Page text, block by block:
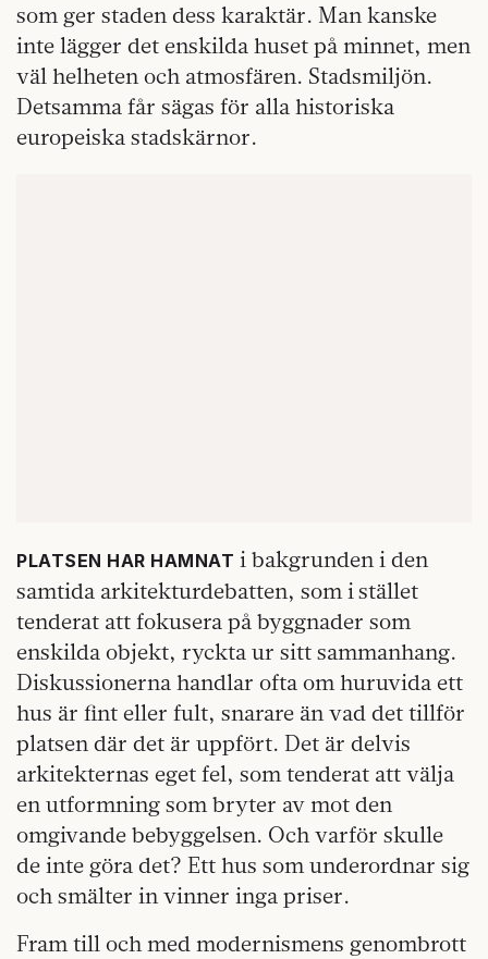
som ger staden dess karaktär. Man kanske
inte lägger det enskilda huset på minnet, men
väl helheten och atmosfären. Stadsmiljön.
Detsamma får sägas för alla historiska
europeiska stadskärnor.
PLATSEN HAR HAMNAT i bakgrunden i den
samtida arkitekturdebatten, som i stället
tenderat att fokusera på byggnader som
enskilda objekt, ryckta ur sitt sammanhang.
Diskussionerna handlar ofta om huruvida ett
hus är fint eller fult, snarare än vad det tillför
platsen där det är uppfört. Det är delvis
arkitekternas eget fel, som tenderat att välja
en utformning som bryter av mot den
omgivande bebyggelsen. Och varför skulle
de inte göra det? Ett hus som underordnar sig
och smälter in vinner inga priser.
Fram till och med modernismens genombrott